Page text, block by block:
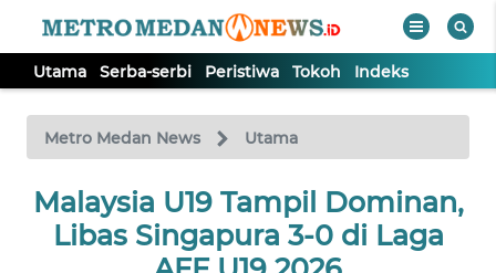
Utama Serba-serbi Peristiwa Tokoh Indeks
Metro Medan News Utama
Malaysia U19 Tampil Dominan,
Libas Singapura 3-0 di Laga
TV
Tutup
UTAMA